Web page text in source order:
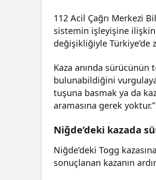
112 Acil Çağrı Merkezi
sistemin işleyişine ilişkin
değişikliğiyle
Kaza anında sürücünün
bulunabildiğini
tuşuna basmak ya da
aramasına gerek
Niğde’deki kazada
Niğde’deki Togg
sonuçlanan kazanın